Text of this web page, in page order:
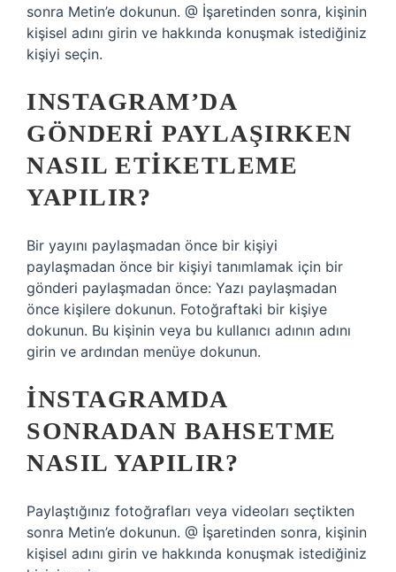
sonra Metin’e dokunun. @ İşaretinden sonra, kişinin
kişisel adını girin ve hakkında konuşmak istediğiniz
kişiyi seçin.
INSTAGRAM’DA
GÖNDERI PAYLAŞIRKEN
NASIL ETIKETLEME
YAPILIR?
Bir yayını paylaşmadan önce bir kişiyi
paylaşmadan önce bir kişiyi tanımlamak için bir
gönderi paylaşmadan önce: Yazı paylaşmadan
önce kişilere dokunun. Fotoğraftaki bir kişiye
dokunun. Bu kişinin veya bu kullanıcı adının adını
girin ve ardından menüye dokunun.
İNSTAGRAMDA
SONRADAN BAHSETME
NASIL YAPILIR?
Paylaştığınız fotoğrafları veya videoları seçtikten
sonra Metin’e dokunun. @ İşaretinden sonra, kişinin
kişisel adını girin ve hakkında konuşmak istediğiniz